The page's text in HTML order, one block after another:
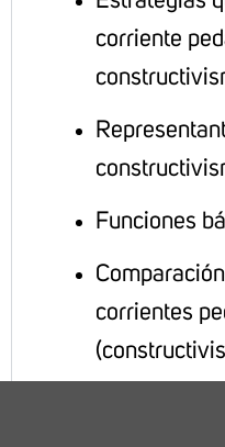
corriente
Funciones
corrientes